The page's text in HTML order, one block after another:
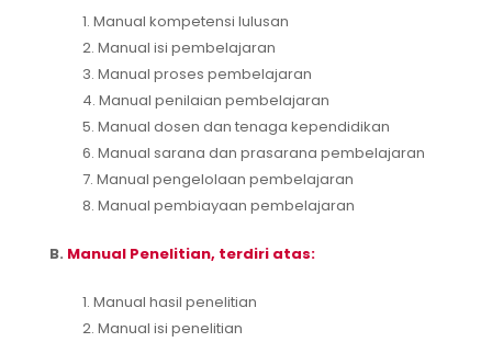
1. Manual kompetensi lulusan
2. Manual isi pembelajaran
3. Manual proses pembelajaran
4. Manual penilaian pembelajaran
5. Manual dosen dan tenaga kependidikan
6. Manual sarana dan prasarana pembelajaran
7. Manual pengelolaan pembelajaran
8. Manual pembiayaan pembelajaran
B. Manual Penelitian, terdiri atas:
1. Manual hasil penelitian
2. Manual isi penelitian